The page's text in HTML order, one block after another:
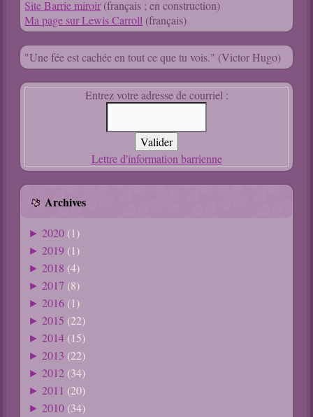
Site Barrie miroir (français ; en construction)
Ma page sur Lewis Carroll (français)
"Une fée est cachée en tout ce que tu vois." (Victor Hugo)
Entrez votre adresse de courriel :
Lettre d'information barrienne
Archives
►2020 (1)
►2019 (1)
►2018 (4)
►2017 (8)
►2016 (1)
►2015 (22)
►2014 (15)
►2013 (22)
►2012 (34)
►2011 (20)
►2010 (34)